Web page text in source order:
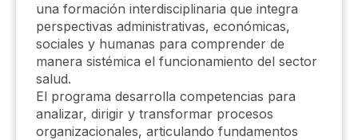
una formación interdisciplinaria que integra
perspectivas administrativas, económicas,
sociales y humanas para comprender de
manera sistémica el funcionamiento del sector
salud.
El programa desarrolla competencias para
analizar, dirigir y transformar procesos
organizacionales, articulando fundamentos